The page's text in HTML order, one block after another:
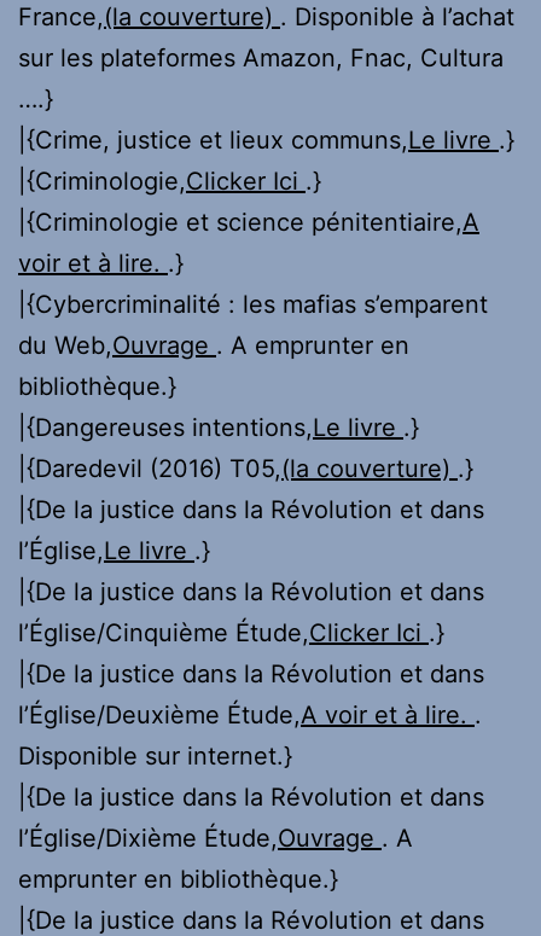
France,(la couverture) . Disponible à l’achat
sur les plateformes Amazon, Fnac, Cultura
….}
|{Crime, justice et lieux communs,Le livre .}
|{Criminologie,Clicker Ici .}
|{Criminologie et science pénitentiaire,A
voir et à lire. .}
|{Cybercriminalité : les mafias s’emparent
du Web,Ouvrage . A emprunter en
bibliothèque.}
|{Dangereuses intentions,Le livre .}
|{Daredevil (2016) T05,(la couverture) .}
|{De la justice dans la Révolution et dans
l’Église,Le livre .}
|{De la justice dans la Révolution et dans
l’Église/Cinquième Étude,Clicker Ici .}
|{De la justice dans la Révolution et dans
l’Église/Deuxième Étude,A voir et à lire. .
Disponible sur internet.}
|{De la justice dans la Révolution et dans
l’Église/Dixième Étude,Ouvrage . A
emprunter en bibliothèque.}
|{De la justice dans la Révolution et dans